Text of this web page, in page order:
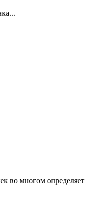
во многом определяет